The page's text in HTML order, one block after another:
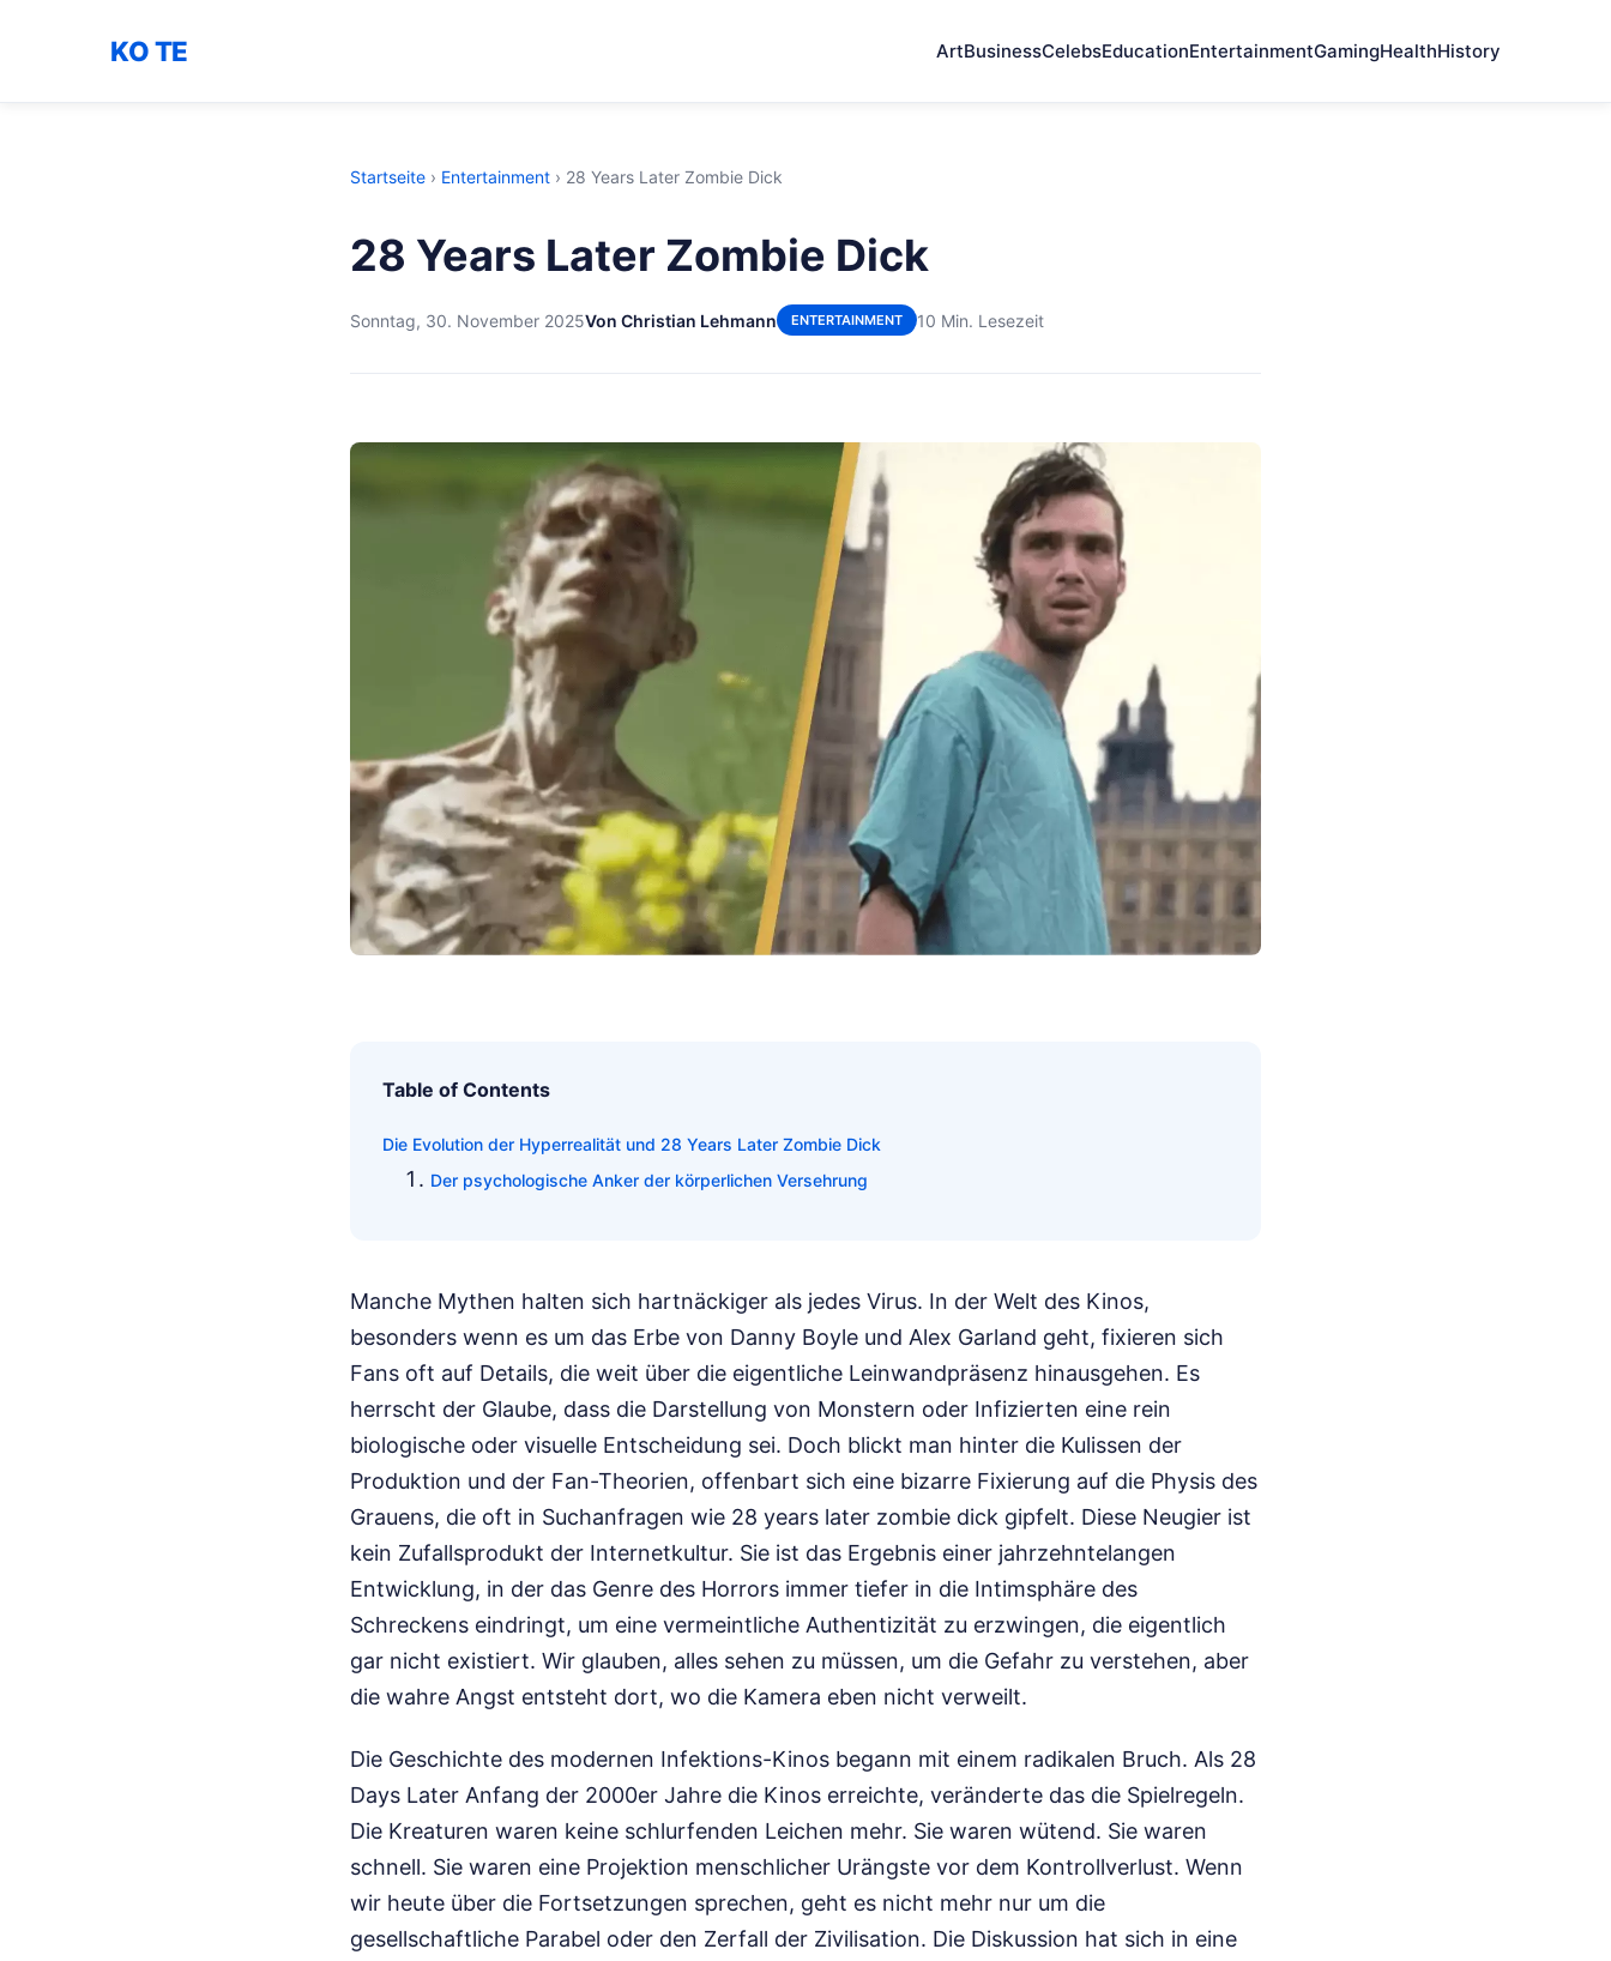
KO TE ArtBusinessCelebsEducationEntertainmentGamingHealthHistory
Startseite › Entertainment › 28 Years Later Zombie Dick
28 Years Later Zombie Dick
Sonntag, 30. November 2025Von Christian Lehmann ENTERTAINMENT 10 Min. Lesezeit
Table of Contents
Die Evolution der Hyperrealität und 28 Years Later Zombie Dick
Der psychologische Anker der körperlichen Versehrung
Manche Mythen halten sich hartnäckiger als jedes Virus. In der Welt des Kinos,
besonders wenn es um das Erbe von Danny Boyle und Alex Garland geht, fixieren sich
Fans oft auf Details, die weit über die eigentliche Leinwandpräsenz hinausgehen. Es
herrscht der Glaube, dass die Darstellung von Monstern oder Infizierten eine rein
biologische oder visuelle Entscheidung sei. Doch blickt man hinter die Kulissen der
Produktion und der Fan-Theorien, offenbart sich eine bizarre Fixierung auf die Physis des
Grauens, die oft in Suchanfragen wie 28 years later zombie dick gipfelt. Diese Neugier ist
kein Zufallsprodukt der Internetkultur. Sie ist das Ergebnis einer jahrzehntelangen
Entwicklung, in der das Genre des Horrors immer tiefer in die Intimsphäre des
Schreckens eindringt, um eine vermeintliche Authentizität zu erzwingen, die eigentlich
gar nicht existiert. Wir glauben, alles sehen zu müssen, um die Gefahr zu verstehen, aber
die wahre Angst entsteht dort, wo die Kamera eben nicht verweilt.
Die Geschichte des modernen Infektions-Kinos begann mit einem radikalen Bruch. Als 28
Days Later Anfang der 2000er Jahre die Kinos erreichte, veränderte das die Spielregeln.
Die Kreaturen waren keine schlurfenden Leichen mehr. Sie waren wütend. Sie waren
schnell. Sie waren eine Projektion menschlicher Urängste vor dem Kontrollverlust. Wenn
wir heute über die Fortsetzungen sprechen, geht es nicht mehr nur um die
gesellschaftliche Parabel oder den Zerfall der Zivilisation. Die Diskussion hat sich in eine